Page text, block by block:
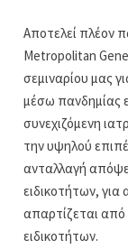
Αποτελεί πλέον
Μetropolitan
σεμιναρίου μας
μέσω πανδημίας
συνεχιζόμενη
την υψηλού
ανταλλαγή
ειδικοτήτων, για
απαρτίζεται από
ειδικοτήτων.